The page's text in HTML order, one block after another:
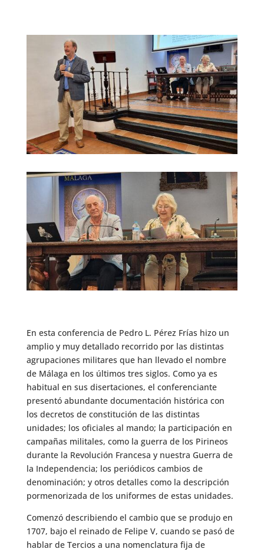
En esta conferencia de Pedro L. Pérez Frías hizo un
amplio y muy detallado recorrido por las distintas
agrupaciones militares que han llevado el nombre
de Málaga en los últimos tres siglos. Como ya es
habitual en sus disertaciones, el conferenciante
presentó abundante documentación histórica con
los decretos de constitución de las distintas
unidades; los oficiales al mando; la participación en
campañas militales, como la guerra de los Pirineos
durante la Revolución Francesa y nuestra Guerra de
la Independencia; los periódicos cambios de
denominación; y otros detalles como la descripción
pormenorizada de los uniformes de estas unidades.
Comenzó describiendo el cambio que se produjo en
1707, bajo el reinado de Felipe V, cuando se pasó de
hablar de Tercios a una nomenclatura fija de